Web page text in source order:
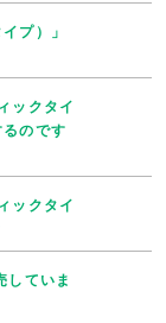
プ）」
ックタイ
のです
ックタイ
していま